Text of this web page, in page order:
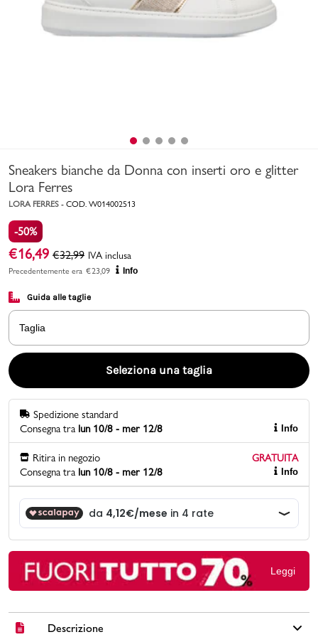
Bambino
Marchi
Promo & News
contatti
Gift card
Sneakers bianche da Donna con inserti oro e glitter
Lora Ferres
LORA FERRES - COD. W014002513
-50%
€16,49 €32,99 IVA inclusa
Precedentemente era €23,09 Info
Guida alle taglie
Taglia
Seleziona una taglia
Spedizione standard
Consegna tra lun 10/8 - mer 12/8 Info
Ritira in negozio
GRATUITA
Consegna tra lun 10/8 - mer 12/8 Info
Leggi
Descrizione